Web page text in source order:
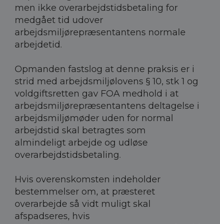
men ikke overarbejdstidsbetaling for
medgået tid udover
arbejdsmiljørepræsentantens normale
arbejdetid.
Opmanden fastslog at denne praksis er i
strid med arbejdsmiljølovens § 10, stk 1 og
voldgiftsretten gav FOA medhold i at
arbejdsmiljørepræsentantens deltagelse i
arbejdsmiljømøder uden for normal
arbejdstid skal betragtes som
almindeligt arbejde og udløse
overarbejdstidsbetaling.
Hvis overenskomsten indeholder
bestemmelser om, at præsteret
overarbejde så vidt muligt skal
afspadseres, hvis